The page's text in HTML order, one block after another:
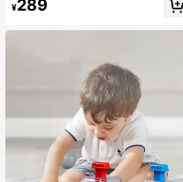
ビーチ、バスルーム、パーティー用
もちゃ、ビーチおもちゃ、ダイビン
グおもちゃ、キッズバスボム、アウ
トドアプレイハウス、誕生日、バス
おもちゃホルダー、キッズバスルー
ムデコレーション、バスおもちゃネ
ット、キッズバスボム、穴なしバス
おもちゃ、バスおもちゃ、バスボム
セット、トーニー、AHS、バスおも
ちゃ、ビーチおもちゃ、プールおも
¥289